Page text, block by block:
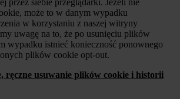
może to w danym wypadku
w korzystaniu z naszej witryny
uwagę na to, że po usunięciu plików
wypadku istnieć konieczność ponownego
plików cookie opt-out.
ręczne usuwanie plików cookie i historii